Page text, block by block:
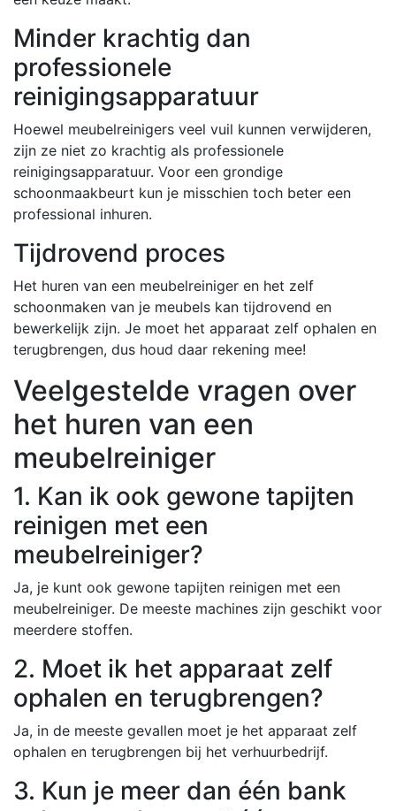
Minder krachtig dan
professionele
reinigingsapparatuur
Hoewel meubelreinigers veel vuil kunnen verwijderen,
zijn ze niet zo krachtig als professionele
reinigingsapparatuur. Voor een grondige
schoonmaakbeurt kun je misschien toch beter een
professional inhuren.
Tijdrovend proces
Het huren van een meubelreiniger en het zelf
schoonmaken van je meubels kan tijdrovend en
bewerkelijk zijn. Je moet het apparaat zelf ophalen en
terugbrengen, dus houd daar rekening mee!
Veelgestelde vragen over
het huren van een
meubelreiniger
1. Kan ik ook gewone tapijten
reinigen met een
meubelreiniger?
Ja, je kunt ook gewone tapijten reinigen met een
meubelreiniger. De meeste machines zijn geschikt voor
meerdere stoffen.
2. Moet ik het apparaat zelf
ophalen en terugbrengen?
Ja, in de meeste gevallen moet je het apparaat zelf
ophalen en terugbrengen bij het verhuurbedrijf.
3. Kun je meer dan één bank